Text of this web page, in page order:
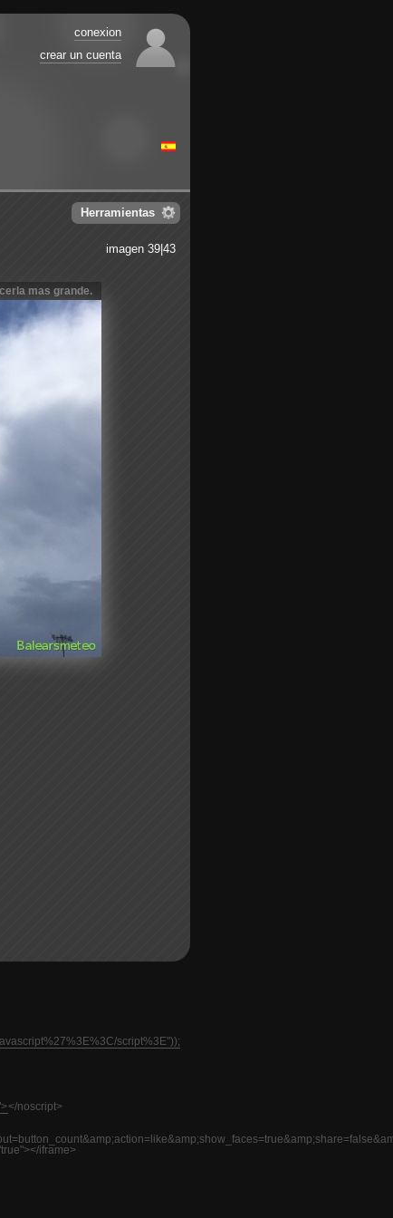
conexion
crear un cuenta
Herramientas
imagen 39|43
mas grande.
script%3E"));
</noscript>
iframe>